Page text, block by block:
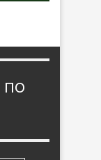
ПО